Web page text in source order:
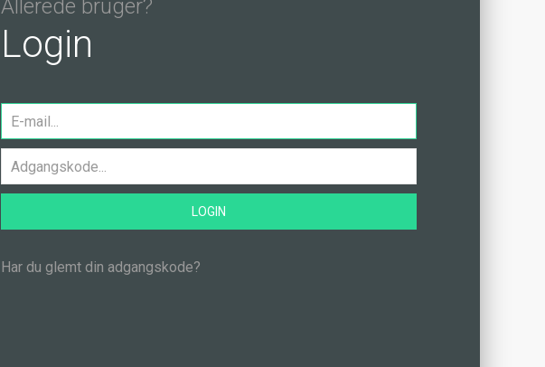
Allerede bruger?
Login
LOGIN
Har du glemt din adgangskode?